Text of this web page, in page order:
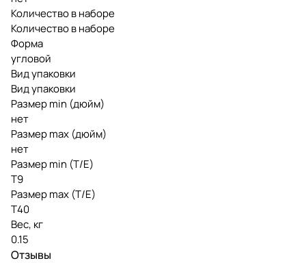
Количество в наборе
Количество в наборе
Форма
угловой
Вид упаковки
Вид упаковки
Размер min (дюйм)
нет
Размер max (дюйм)
нет
Размер min (Т/E)
T9
Размер max (T/E)
T40
Вес, кг
0.15
Отзывы